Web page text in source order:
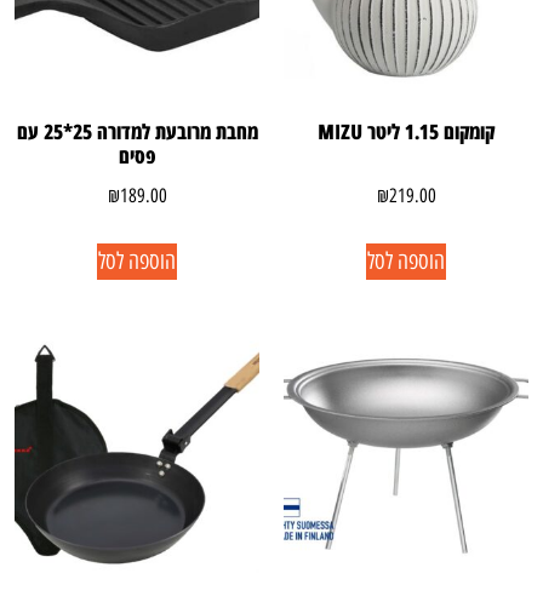
קומקום 1.15 ליטר MIZU
₪219.00
הוספה לסל
מחבת מרובעת למדורה 25*25 עם
פסים
₪189.00
הוספה לסל